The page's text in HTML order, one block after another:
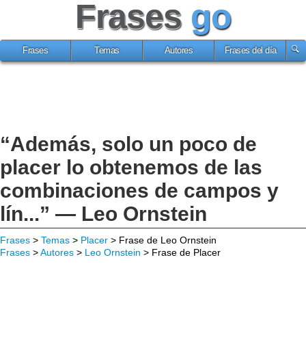
Frases go
Frases Temas Autores Frases del día
“Además, solo un poco de
placer lo obtenemos de las
combinaciones de campos y
lín...” — Leo Ornstein
Frases > Temas > Placer > Frase de Leo Ornstein
Frases >Autores > Leo Ornstein > Frase de Placer